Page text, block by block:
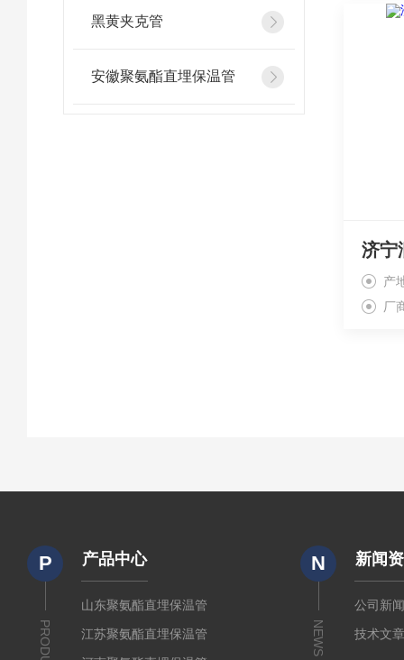
黑黄夹克管
安徽聚氨酯直埋保温管
产
厂
P 产品中心
山东聚氨酯直埋保温管
江苏聚氨酯直埋保温管
N
NEWS
新闻
公司新
技术文